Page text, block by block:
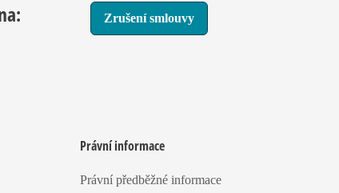
Zrušení smlouvy
Právní informace
Právní předběžné informace